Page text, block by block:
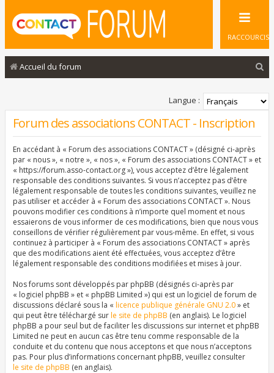
RACCOURCIS
Accueil du forum
c
Langue :
Forum des associations CONTACT - Inscription
En accédant à « Forum des associations CONTACT » (désigné ci-après
par « nous », « notre », « nos », « Forum des associations CONTACT » et
« https://forum.asso-contact.org »), vous acceptez d’être légalement
responsable des conditions suivantes. Si vous n’acceptez pas d’être
légalement responsable de toutes les conditions suivantes, veuillez ne
pas utiliser et accéder à « Forum des associations CONTACT ». Nous
pouvons modifier ces conditions à n’importe quel moment et nous
essaierons de vous informer de ces modifications, bien que nous vous
conseillons de vérifier régulièrement par vous-même. En effet, si vous
continuez à participer à « Forum des associations CONTACT » après
que des modifications aient été effectuées, vous acceptez d’être
légalement responsable des conditions modifiées et mises à jour.
Nos forums sont développés par phpBB (désignés ci-après par
« logiciel phpBB » et « phpBB Limited ») qui est un logiciel de forum de
discussions déclaré sous la « licence publique générale GNU 2.0» et
qui peut être téléchargé surle site de phpBB (en anglais). Le logiciel
phpBB a pour seul but de faciliter les discussions sur internet et phpBB
Limited ne peut en aucun cas être tenu comme responsable de la
conduite et du contenu que nous acceptons et que nous n’acceptons
pas. Pour plus d’informations concernant phpBB, veuillez consulter
le site de phpBB (en anglais).